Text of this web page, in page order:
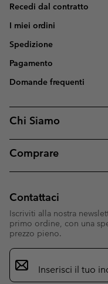
Recedi dal contratto
I miei ordini
Spedizione
Pagamento
Domande frequenti
Chi Siamo
Comprare
Contattaci
Iscriviti alla nostra
primo ordine, con una
prezzo pieno.
Iscrizione
e-
mail